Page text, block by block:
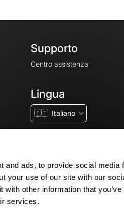
and ads, to provide social media
your use of our site with our
other information that
services.
Supporto
Centro assistenza
Lingua
🇮🇹 Italiano